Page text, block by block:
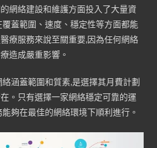
網絡建設和維護方面投入了大量資
蓋範圍、速度、穩定性等方面都能
療服務來說至關重要,因為任何網絡
造成嚴重影響。
涵蓋範圍和質素,是選擇其月費計劃
。只有選擇一家網絡穩定可靠的運
夠在最佳的網絡環境下順利進行。